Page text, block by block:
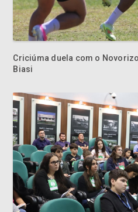
Criciúma duela com o
Biasi